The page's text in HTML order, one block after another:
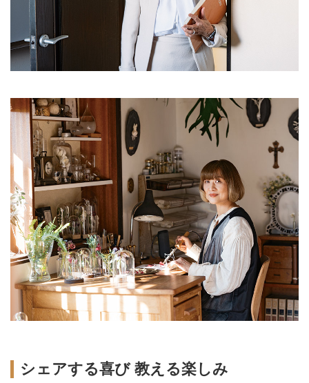
シェアする喜び 教える楽しみ